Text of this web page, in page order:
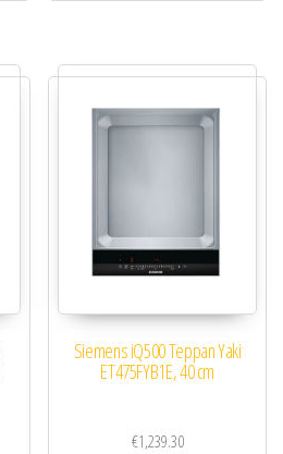
Siemens iQ500 Teppan Yaki
ET475FYB1E, 40 cm
€1,239.30